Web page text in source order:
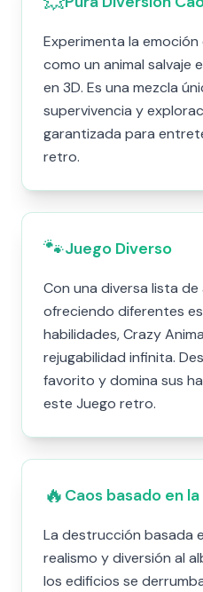
Experimenta la
como un animal salvaje
en 3D. Es una mezcla
supervivencia y
garantizada para
retro.
🐾Juego Diverso
Con una diversa lista de
ofreciendo diferentes
habilidades, Crazy
rejugabilidad infinita.
favorito y domina sus
este Juego retro.
🔥 Caos basado en
La destrucción basada
realismo y diversión al
los edificios se